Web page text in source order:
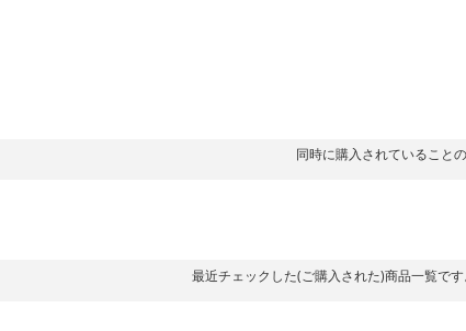
同時に購入されていること
最近チェックした(ご購入された)商品一覧です